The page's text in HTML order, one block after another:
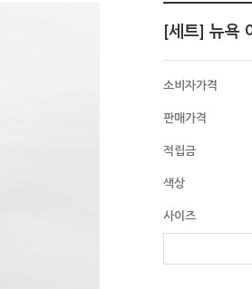
[세트] 뉴욕
소비자가격
판매가격
적립금
색상
사이즈